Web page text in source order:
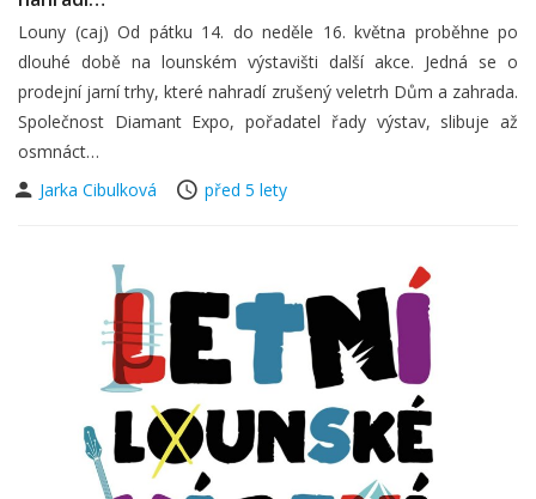
Louny (caj) Od pátku 14. do neděle 16. května proběhne po
dlouhé době na lounském výstavišti další akce. Jedná se o
prodejní jarní trhy, které nahradí zrušený veletrh Dům a zahrada.
Společnost Diamant Expo, pořadatel řady výstav, slibuje až
osmnáct…
Jarka Cibulková
před 5 lety